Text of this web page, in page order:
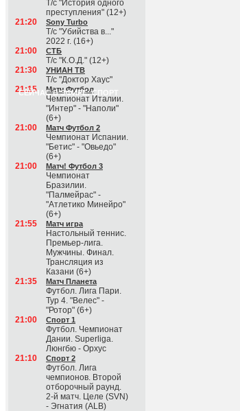
Т/с "История одного
преступления" (12+)
21:20
Sony Turbo
Т/с "Убийства в..."
2022 г. (16+)
21:00
СТБ
Т/с "К.О.Д." (12+)
21:30
УНИАН ТВ
Т/с "Доктор Хаус"
СЕЙЧАС В ЭФИРЕ: СПОРТ
21:15 Матч Футбол
Чемпионат Италии.
"Интер" - "Наполи"
(6+)
21:00
Матч Футбол 2
Чемпионат Испании.
"Бетис" - "Овьедо"
(6+)
21:00
Матч! Футбол 3
Чемпионат
Бразилии.
"Палмейрас" -
"Атлетико Минейро"
(6+)
21:55
Матч игра
Настольный теннис.
Премьер-лига.
Мужчины. Финал.
Трансляция из
Казани (6+)
21:35
Матч Планета
Футбол. Лига Пари.
Тур 4. "Велес" -
"Ротор" (6+)
21:00
Спорт 1
Футбол. Чемпионат
Дании. Superliga.
Люнгбю - Орхус
21:10
Спорт 2
Футбол. Лига
чемпионов. Второй
отборочный раунд.
2-й матч. Целе (SVN)
- Эгнатия (ALB)